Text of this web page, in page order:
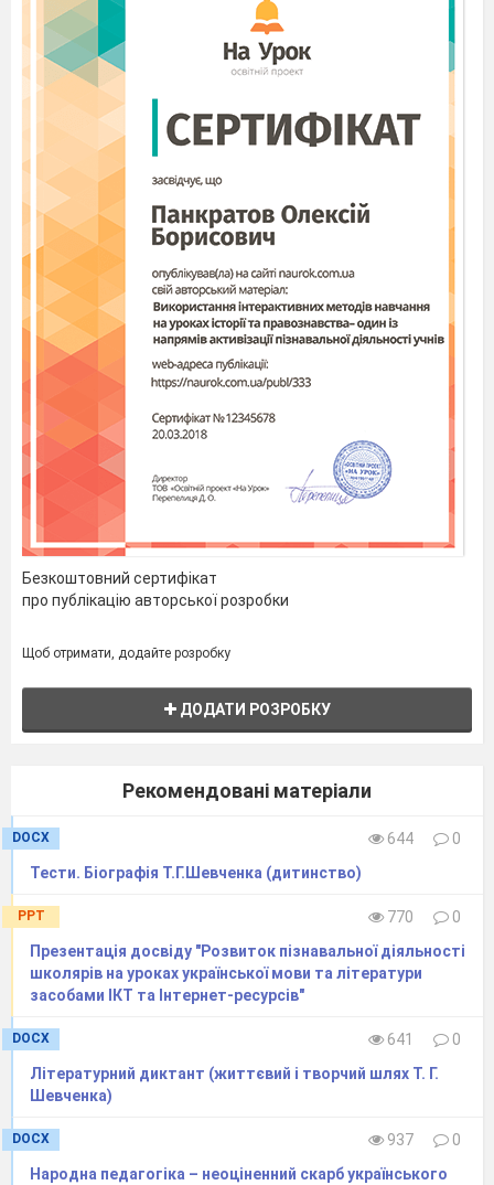
Безкоштовний сертифікат
про публікацію авторської розробки
Щоб отримати, додайте розробку
ДОДАТИ РОЗРОБКУ
Рекомендовані матеріали
DOCX 644
0
Тести. Біографія Т.Г.Шевченка (дитинство)
PPT 770
0
Презентація досвіду "Розвиток пізнавальної діяльності
школярів на уроках української мови та літератури
засобами ІКТ та Інтернет-ресурсів"
DOCX 641
0
Літературний диктант (життєвий і творчий шлях Т. Г.
Шевченка)
DOCX 937
0
Народна педагогіка – неоціненний скарб українського